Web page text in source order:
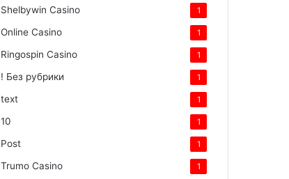
Shelbywin Casino 1
Online Casino 1
Ringospin Casino 1
! Без рубрики 1
text 1
10 1
Post 1
Trumo Casino 1